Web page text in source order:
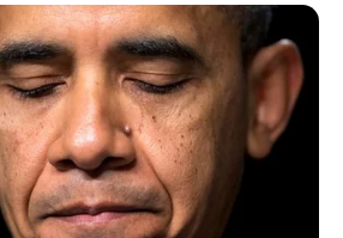
előtt megszületett az első
oldalán jelentette be,